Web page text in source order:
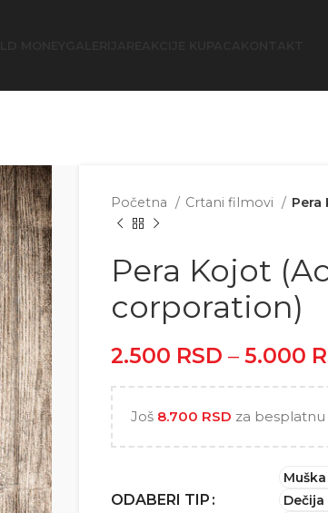
Početna Crtani filmovi Pera
Pera Kojot
corporation)
2.500 RSD – 5.000
Još 8.700 RSD za
ODABERI TIP